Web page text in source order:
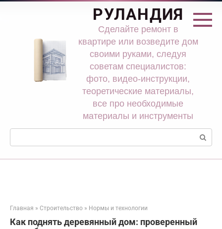
Перейти
РУЛАНДИЯ
Сделайте ремонт в
квартире или возведите дом
своими руками, следуя
советам специалистов:
фото, видео-инструкции,
теоретические материалы,
все про необходимые
материалы и инструменты
Поиск:
Главная » Строительство » Нормы и технологии
Как поднять деревянный дом: проверенный